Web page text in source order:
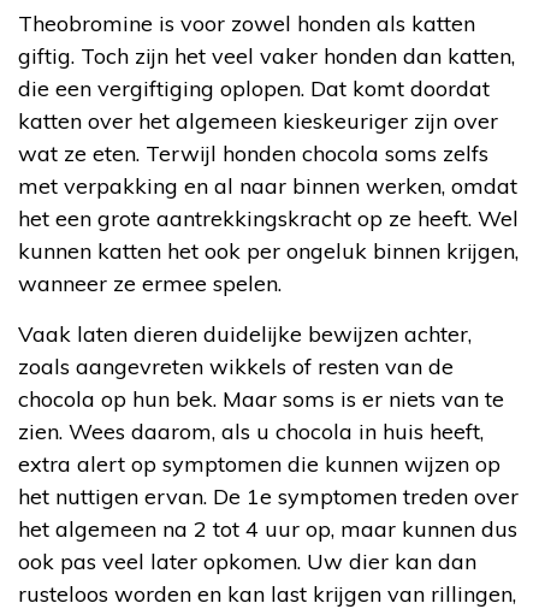
Theobromine is voor zowel honden als katten
giftig. Toch zijn het veel vaker honden dan katten,
die een vergiftiging oplopen. Dat komt doordat
katten over het algemeen kieskeuriger zijn over
wat ze eten. Terwijl honden chocola soms zelfs
met verpakking en al naar binnen werken, omdat
het een grote aantrekkingskracht op ze heeft. Wel
kunnen katten het ook per ongeluk binnen krijgen,
wanneer ze ermee spelen.
Vaak laten dieren duidelijke bewijzen achter,
zoals aangevreten wikkels of resten van de
chocola op hun bek. Maar soms is er niets van te
zien. Wees daarom, als u chocola in huis heeft,
extra alert op symptomen die kunnen wijzen op
het nuttigen ervan. De 1e symptomen treden over
het algemeen na 2 tot 4 uur op, maar kunnen dus
ook pas veel later opkomen. Uw dier kan dan
rusteloos worden en kan last krijgen van rillingen,